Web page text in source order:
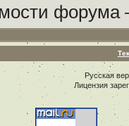
Русская
Лицензия